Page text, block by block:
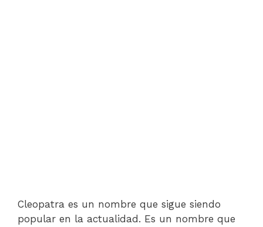
Cleopatra es un nombre que sigue siendo
popular en la actualidad. Es un nombre que